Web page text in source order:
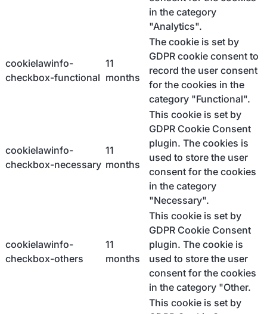
in the category
"Analytics".
cookielawinfo-
checkbox-functional
11
months
The cookie is set by
GDPR cookie consent to
record the user consent
for the cookies in the
category "Functional".
cookielawinfo-
checkbox-necessary
11
months
This cookie is set by
GDPR Cookie Consent
plugin. The cookies is
used to store the user
consent for the cookies
in the category
"Necessary".
cookielawinfo-
checkbox-others
11
months
This cookie is set by
GDPR Cookie Consent
plugin. The cookie is
used to store the user
consent for the cookies
in the category "Other.
This cookie is set by